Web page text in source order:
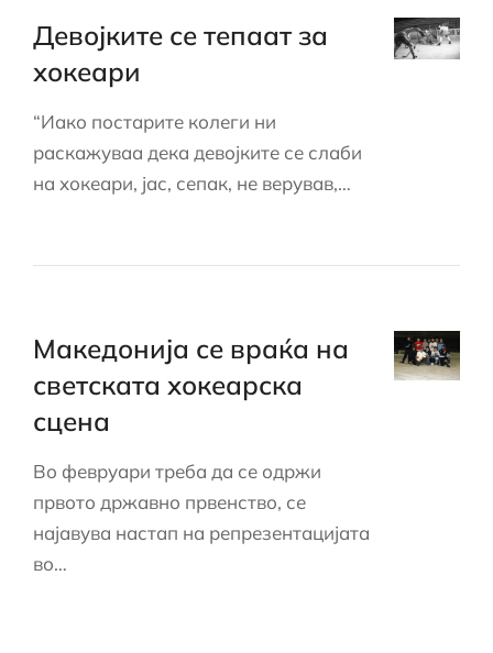
Девојките се тепаат за
хокеари
“Иако постарите колеги ни
раскажуваа дека девојките се слаби
на хокеари, јас, сепак, не верував,…
Македонија се враќа на
светската хокеарска
сцена
Во февруари треба да се одржи
првото државно првенство, се
најавува настап на репрезентацијата
во…